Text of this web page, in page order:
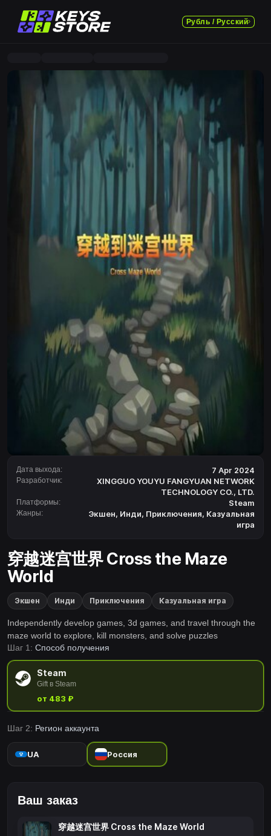
Рубль / Русский
Дата выхода: 7 Apr 2024
Разработчик:
XINGGUO YOUYU FANGYUAN NETWORK
TECHNOLOGY CO., LTD.
Платформы: Steam
Жанры: Экшен, Инди, Приключения, Казуальная
игра
穿越迷宫世界 Cross the Maze
World
Экшен Инди Приключения Казуальная игра
Independently develop games, 3d games, and travel through the
maze world to explore, kill monsters, and solve puzzles
Шаг 1: Способ получения
Steam
Gift в Steam
от 483 ₽
Шаг 2: Регион аккаунта
UA Россия
Ваш заказ
穿越迷宫世界 Cross the Maze World